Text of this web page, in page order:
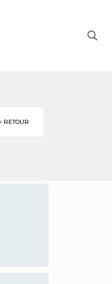
RETOUR